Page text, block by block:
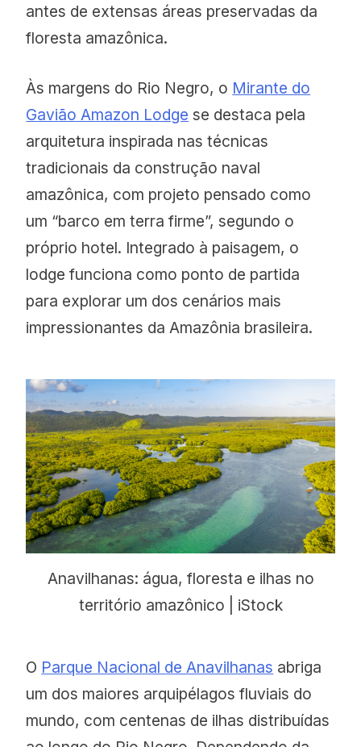
antes de extensas áreas preservadas da
floresta amazônica.
Às margens do Rio Negro, o Mirante do
Gavião Amazon Lodge se destaca pela
arquitetura inspirada nas técnicas
tradicionais da construção naval
amazônica, com projeto pensado como
um “barco em terra firme”, segundo o
próprio hotel. Integrado à paisagem, o
lodge funciona como ponto de partida
para explorar um dos cenários mais
impressionantes da Amazônia brasileira.
Anavilhanas: água, floresta e ilhas no
território amazônico | iStock
O Parque Nacional de Anavilhanas abriga
um dos maiores arquipélagos fluviais do
mundo, com centenas de ilhas distribuídas